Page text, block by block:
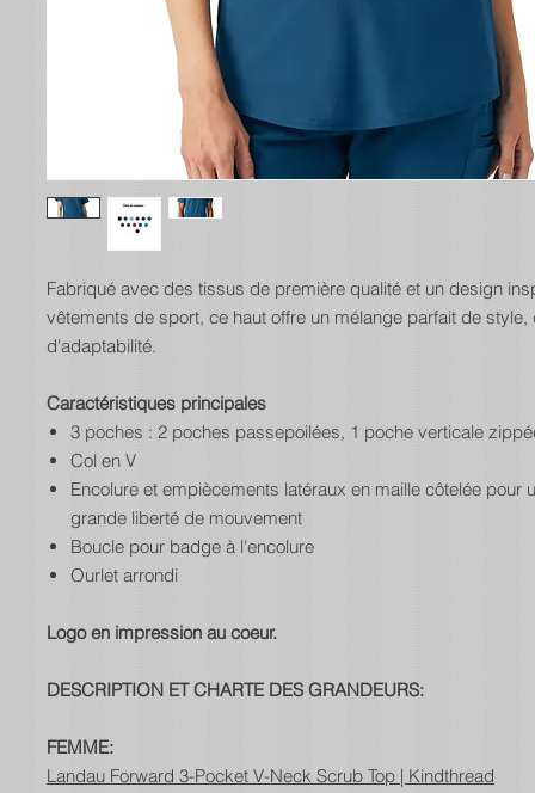
Fabriqué avec des tissus de première qualité et un design
vêtements de sport, ce haut offre un mélange parfait de style,
d'adaptabilité.
Caractéristiques principales
3 poches : 2 poches passepoilées, 1 poche verticale
Col en V
Encolure et empiècements latéraux en maille côtelée pour
grande liberté de mouvement
Boucle pour badge à l'encolure
Ourlet arrondi
Logo en impression au coeur.
DESCRIPTION ET CHARTE DES GRANDEURS:
FEMME:
Landau Forward 3-Pocket V-Neck Scrub Top | Kindthread